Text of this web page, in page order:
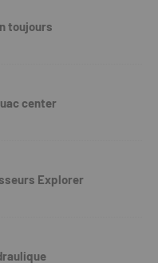
toujours
center
Explorer